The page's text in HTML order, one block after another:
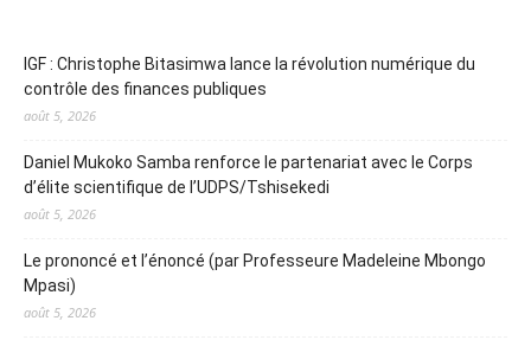
IGF : Christophe Bitasimwa lance la révolution numérique du
contrôle des finances publiques
août 5, 2026
Daniel Mukoko Samba renforce le partenariat avec le Corps
d’élite scientifique de l’UDPS/Tshisekedi
août 5, 2026
Le prononcé et l’énoncé (par Professeure Madeleine Mbongo
Mpasi)
août 5, 2026